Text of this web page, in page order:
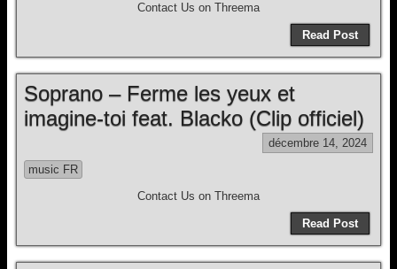
Contact Us on Threema
Read Post
Soprano – Ferme les yeux et
imagine-toi feat. Blacko (Clip officiel)
décembre 14, 2024
music FR
Contact Us on Threema
Read Post